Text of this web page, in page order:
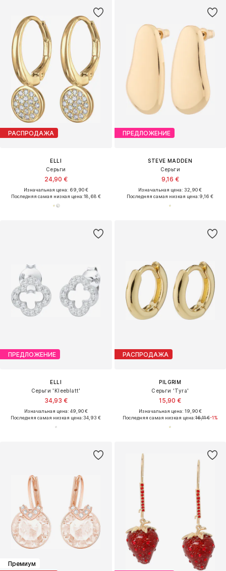
РАСПРОДАЖА
ELLI
Серьги
24,90 €
Изначальная цена: 69,90 €
Последняя самая низкая цена:18,68 €
ПРЕДЛОЖЕНИЕ
STEVE MADDEN
Серьги
9,16 €
Изначальная цена: 32,90 €
Последняя самая низкая цена:9,16 €
ПРЕДЛОЖЕНИЕ
ELLI
Серьги 'Kleeblatt'
34,93 €
Изначальная цена: 49,90 €
Последняя самая низкая цена:34,93 €
РАСПРОДАЖА
PILGRIM
Серьги 'Tyra'
15,90 €
Изначальная цена: 19,90 €
Последняя самая низкая цена:16,11 €-1%
Премиум